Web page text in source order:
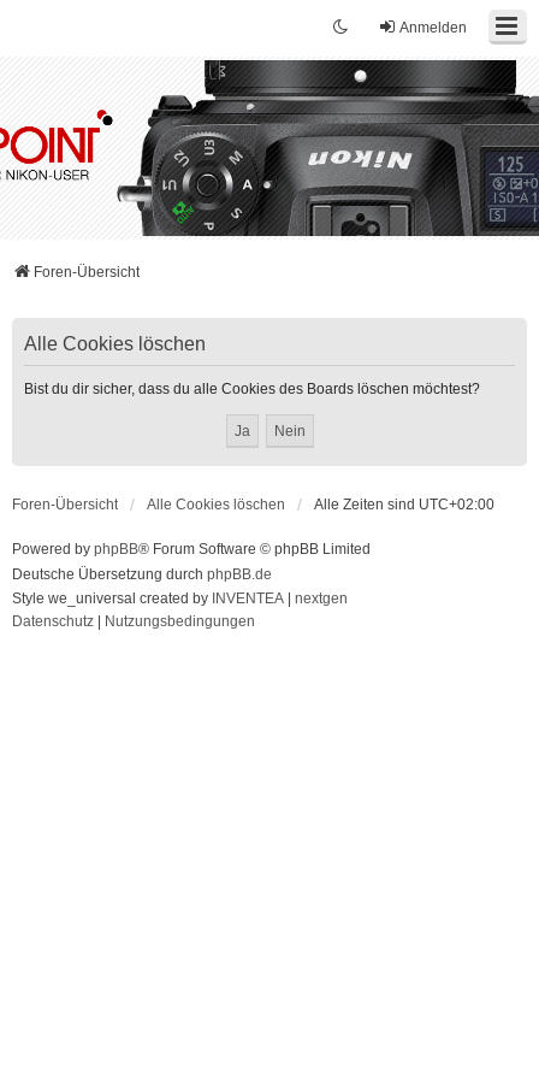
Anmelden
Foren-Übersicht
Alle Cookies löschen
Bist du dir sicher, dass du alle Cookies des Boards löschen möchtest?
Foren-Übersicht Alle Cookies löschen Alle Zeiten sind UTC+02:00
Powered by phpBB® Forum Software © phpBB Limited
Deutsche Übersetzung durch phpBB.de
Style we_universal created by INVENTEA
nextgen
Datenschutz
Nutzungsbedingungen